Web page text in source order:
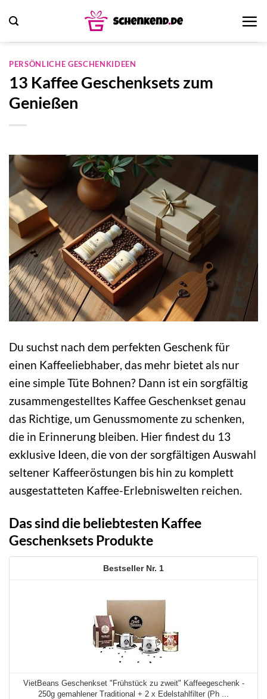
Inhalt
springen
PERSÖNLICHE GESCHENKIDEEN
13 Kaffee Geschenksets zum
Genießen
Du suchst nach dem perfekten Geschenk für
einen Kaffeeliebhaber, das mehr bietet als nur
eine simple Tüte Bohnen? Dann ist ein sorgfältig
zusammengestelltes Kaffee Geschenkset genau
das Richtige, um Genussmomente zu schenken,
die in Erinnerung bleiben. Hier findest du 13
exklusive Ideen, die von der sorgfältigen Auswahl
seltener Kaffeeröstungen bis hin zu komplett
ausgestatteten Kaffee-Erlebniswelten reichen.
Das sind die beliebtesten Kaffee
Geschenksets Produkte
1
VietBeans Geschenkset "Frühstück zu zweit" Kaffeegeschenk -
250g gemahlener Traditional + 2 x Edelstahlfilter (Ph ...